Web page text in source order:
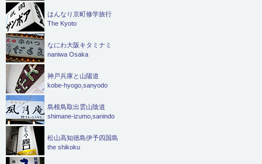
はんなり京町修学旅行
The Kyoto
なにわ大阪キタミナミ
naniwa Osaka
神戸兵庫と山陽道
kobe-hyogo,sanyodo
島根鳥取出雲山陰道
shimane-izumo,sanindo
松山高知徳島伊予四国島
the shikoku